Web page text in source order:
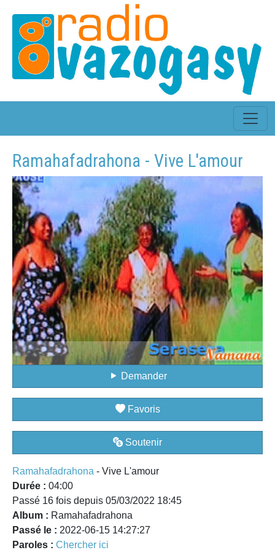
Ramahafadrahona - Vive L'amour
Demander
Favoris
Soutenir
Ramahafadrahona - Vive L'amour
Durée : 04:00
Passé 16 fois depuis 05/03/2022 18:45
Album : Ramahafadrahona
Passé le : 2022-06-15 14:27:27
Paroles : Chercher ici